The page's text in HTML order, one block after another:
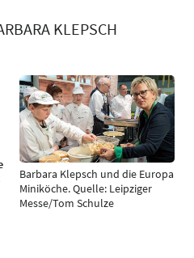
KLEPSCH
Barbara Klepsch und die Europa
Miniköche. Quelle: Leipziger
Messe/Tom Schulze